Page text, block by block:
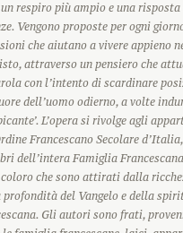
respiro più ampio e una risposta
Vengono proposte per ogni
che aiutano a vivere appieno
attraverso un pensiero che
con l’intento di scardinare
dell’uomo odierno, a volte
L’opera si rivolge agli
Francescano Secolare
dell’intera Famiglia
che sono attirati dalla
profondità del Vangelo e della
Gli autori sono frati,